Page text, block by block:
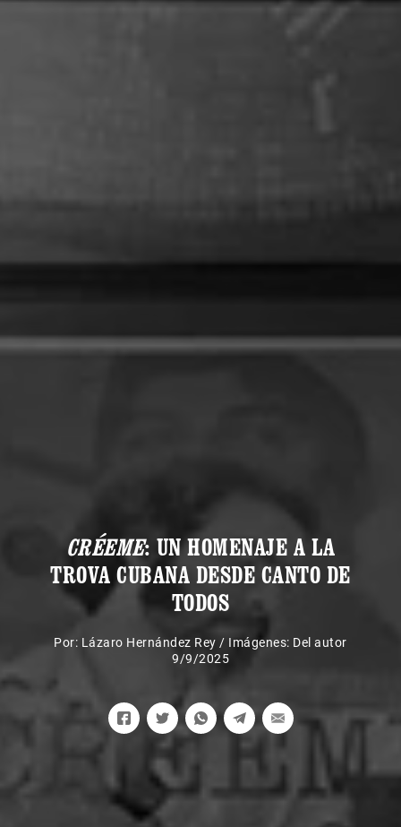
CRÉEME: UN HOMENAJE A LA
TROVA CUBANA DESDE CANTO DE
TODOS
Por: Lázaro Hernández Rey / Imágenes: Del autor
9/9/2025